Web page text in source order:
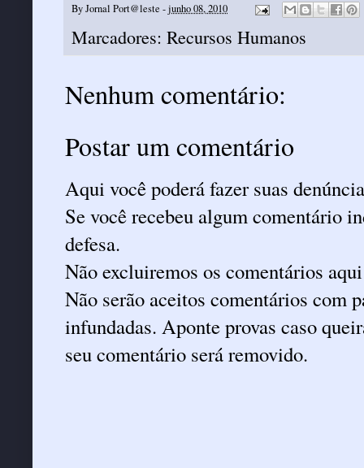
ByJornal Port@leste -junho 08, 2010
Marcadores: Recursos Humanos
Nenhum comentário:
Postar um comentário
Aqui você poderá fazer suas
Se você recebeu algum comentário
defesa.
Não excluiremos os comentários
Não serão aceitos comentários com
infundadas. Aponte provas caso
seu comentário será removido.